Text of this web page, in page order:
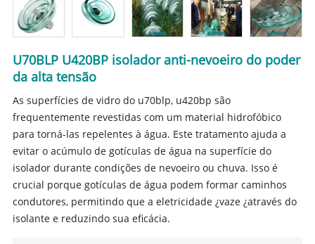
U70BLP U420BP isolador anti-nevoeiro do poder
da alta tensão
As superfícies de vidro do u70blp, u420bp são
frequentemente revestidas com um material hidrofóbico
para torná-las repelentes à água. Este tratamento ajuda a
evitar o acúmulo de gotículas de água na superfície do
isolador durante condições de nevoeiro ou chuva. Isso é
crucial porque gotículas de água podem formar caminhos
condutores, permitindo que a eletricidade ¿vaze ¿através do
isolante e reduzindo sua eficácia.